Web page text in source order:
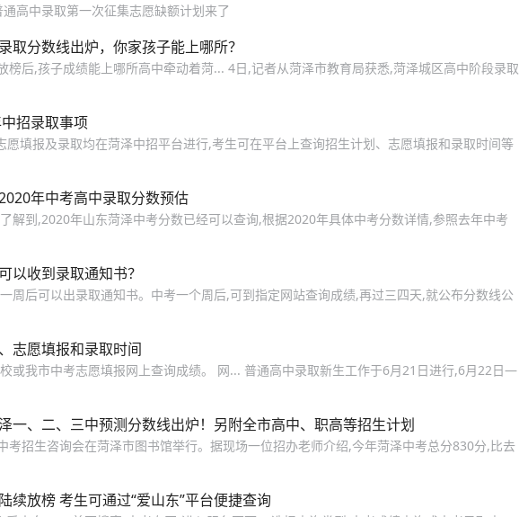
高中录取第一次征集志愿缺额计划来了
取分数线出炉，你家孩子能上哪所？
榜后,孩子成绩能上哪所高中牵动着菏... 4日,记者从菏泽市教育局获悉,菏泽城区高中阶段录取
招录取事项
愿填报及录取均在菏泽中招平台进行,考生可在平台上查询招生计划、志愿填报和录取时间等
年中考高中录取分数预估
解到,2020年山东菏泽中考分数已经可以查询,根据2020年具体中考分数详情,参照去年中考
以收到录取通知书？
周后可以出录取通知书。中考一个周后,可到指定网站查询成绩,再过三四天,就公布分数线公
志愿填报和录取时间
或我市中考志愿填报网上查询成绩。 网... 普通高中录取新生工作于6月21日进行,6月22日—
一、二、三中预测分数线出炉！另附全市高中、职高等招生计划
考招生咨询会在菏泽市图书馆举行。据现场一位招办老师介绍,今年菏泽中考总分830分,比去
续放榜 考生可通过“爱山东”平台便捷查询